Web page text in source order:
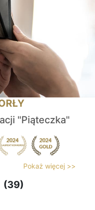
"Piąteczka"
Pokaż więcej >>
(39)